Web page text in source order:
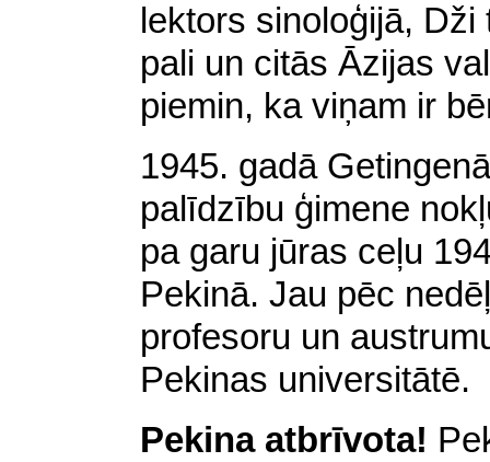
lektors sinoloģijā,
pali un citās Āzijas
piemin, ka viņam ir
1945. gadā
palīdzību ģimene
pa garu jūras ceļu
Pekinā. Jau pēc
profesoru un
Pekinas universitātē.
Pekina atbrīvota!